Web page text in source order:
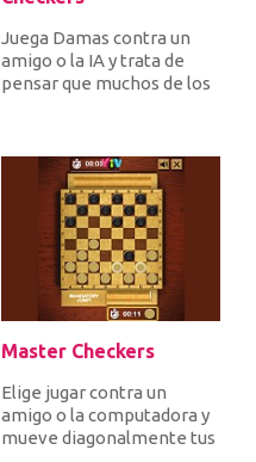
Juega Damas contra un
amigo o la IA y trata de
pensar que muchos de los
Master Checkers
Elige jugar contra un
amigo o la computadora y
mueve diagonalmente tus